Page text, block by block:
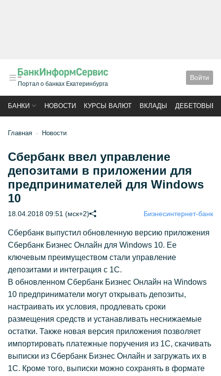
Портал о банках Екатеринбурга
Войти
БАНКИ НОВОСТИ КУРСЫ ВАЛЮТ ВКЛАДЫ ДЕБЕТОВЫЕ
Главная Новости
Сбербанк ввел управление
депозитами в приложении для
предпринимателей для Windows
10
18.04.2018 09:51 (мск+2) Бизнесинтернет-банк
Сбербанк выпустил обновленную версию приложения
Сбербанк Бизнес Онлайн для Windows 10. Ее
ключевым преимуществом стали управление
депозитами и интеграция с 1С.
В обновленном Сбербанк Бизнес Онлайн на Windows
10 предприниматели могут открывать депозиты,
настраивать их условия, продлевать сроки
размещения средств и устанавливать неснижаемые
остатки. Также новая версия приложения позволяет
импортировать платежные поручения из 1С, скачивать
выписки из Сбербанк Бизнес Онлайн и загружать их в
1С. Кроме того, выписки можно сохранять в формате